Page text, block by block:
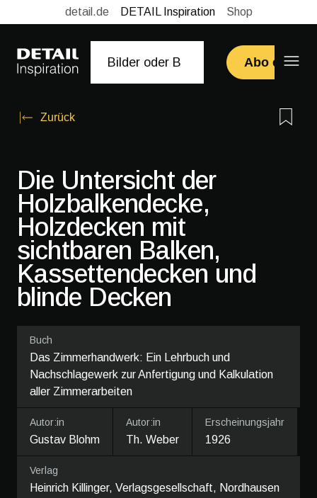
detail.de DETAIL Inspiration Shop
Abo
Zurück
Die Untersicht der
Holzbalkendecke,
Holzdecken mit
sichtbaren Balken,
Kassettendecken und
blinde Decken
Buch
Das Zimmerhandwerk: Ein Lehrbuch und
Nachschlagewerk zur Anfertigung und Kalkulation
aller Zimmerarbeiten
Autor:in
Gustav Blohm
Autor:in
Th. Weber
Erscheinungsjahr
1926
Verlag
Heinrich Killinger, Verlagsgesellschaft, Nordhausen